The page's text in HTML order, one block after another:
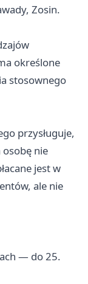
Zosin.
określone
stosownego
przysługuje,
nie
jest w
ale nie
— do 25.